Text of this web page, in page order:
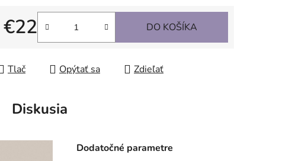
€22
Jednotková cena:
DO KOŠÍKA
Tlač Opýtať sa Zdieľať
Diskusia
Dodatočné parametre